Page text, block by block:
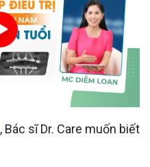
, Bác sĩ Dr. Care muốn biết